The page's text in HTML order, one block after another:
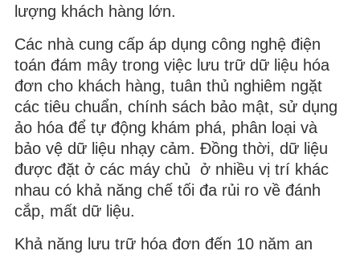
lượng khách hàng lớn.
Các nhà cung cấp áp dụng công nghệ điện
toán đám mây trong việc lưu trữ dữ liệu hóa
đơn cho khách hàng, tuân thủ nghiêm ngặt
các tiêu chuẩn, chính sách bảo mật, sử dụng
ảo hóa để tự động khám phá, phân loại và
bảo vệ dữ liệu nhạy cảm. Đồng thời, dữ liệu
được đặt ở các máy chủ ở nhiều vị trí khác
nhau có khả năng chế tối đa rủi ro về đánh
cắp, mất dữ liệu.
Khả năng lưu trữ hóa đơn đến 10 năm an